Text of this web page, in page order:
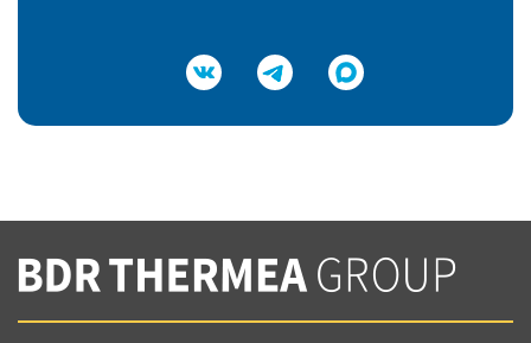
Подтвердить e-mail
Вы соглашаетесь с нашей политикой
конфеденциальности